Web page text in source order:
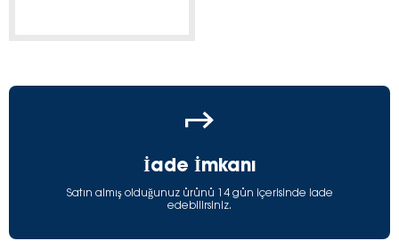
İade İmkanı
Satın almış olduğunuz ürünü 14 gün içerisinde iade
edebilirsiniz.